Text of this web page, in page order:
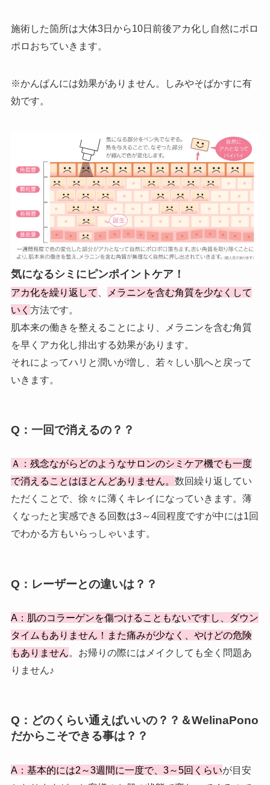
施術した箇所は大体3日から10日前後アカ化し自然にポロ
ポロおちていきます。
※かんぱんには効果がありません。しみやそばかすに有
効です。
気になるシミにピンポイントケア！
アカ化を繰り返して
メラニンを含む角質を少なくして
いく 方法です。
肌本来の働きを整えることにより、メラニンを含む角質
を早くアカ化し排出する効果があります。
それによってハリと潤いが増し、若々しい肌へと戻って
いきます。
Q：一回で消えるの？？
Ａ：残念ながらどのようなサロンのシミケア機でも一度
で消えることはほとんどありません。 数回繰り返してい
ただくことで、徐々に薄くキレイになっていきます。薄
くなったと実感できる回数は3～4回程度ですが中には1回
でわかる方もいらっしゃいます。
Q：レーザーとの違いは？？
A：肌のコラーゲンを傷つけることもないですし、ダウン
タイムもありません！また痛みが少なく、やけどの危険
もありません。お帰りの際にはメイクしても全く問題あ
りません♪
Q：どのくらい通えばいいの？？＆WelinaPono
だからこそできる事は？？
A： 基本的には2～3週間に一度で、3～5回くらいが目安